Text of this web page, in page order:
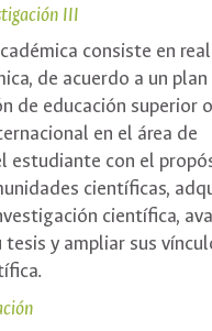
III
consiste en
de acuerdo a un
de educación superior
en el área de
estudiante con el
científicas,
científica,
y ampliar sus